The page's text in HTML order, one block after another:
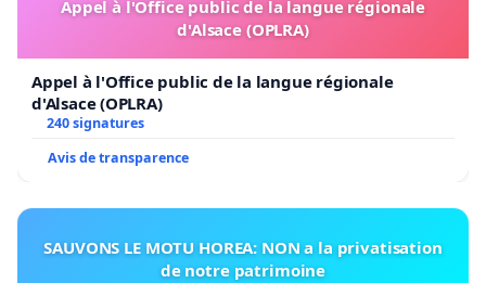
Appel à l'Office public de la langue régionale
d'Alsace (OPLRA)
Appel à l'Office public de la langue régionale
d'Alsace (OPLRA)
240 signatures
Avis de transparence
SAUVONS LE MOTU HOREA: NON a la privatisation
de notre patrimoine